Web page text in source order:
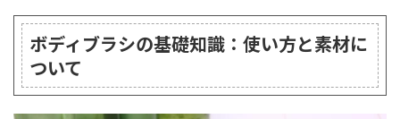
ボディブラシの基礎知識：使い方と素材に
ついて